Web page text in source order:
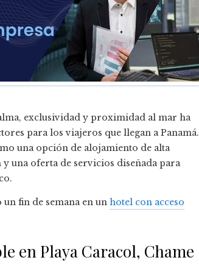
exclusividad y proximidad al mar ha
para los viajeros que llegan a Panamá.
una opción de alojamiento de alta
una oferta de servicios diseñada para
fin de semana en un hotel con acceso
en Playa Caracol, Chame